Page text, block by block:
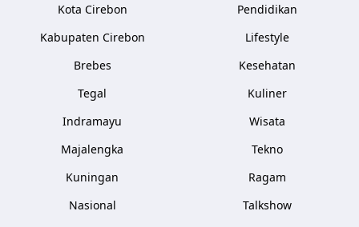
Kota Cirebon
Kabupaten Cirebon
Brebes
Tegal
Indramayu
Majalengka
Kuningan
Nasional
Pendidikan
Lifestyle
Kesehatan
Kuliner
Wisata
Tekno
Ragam
Talkshow